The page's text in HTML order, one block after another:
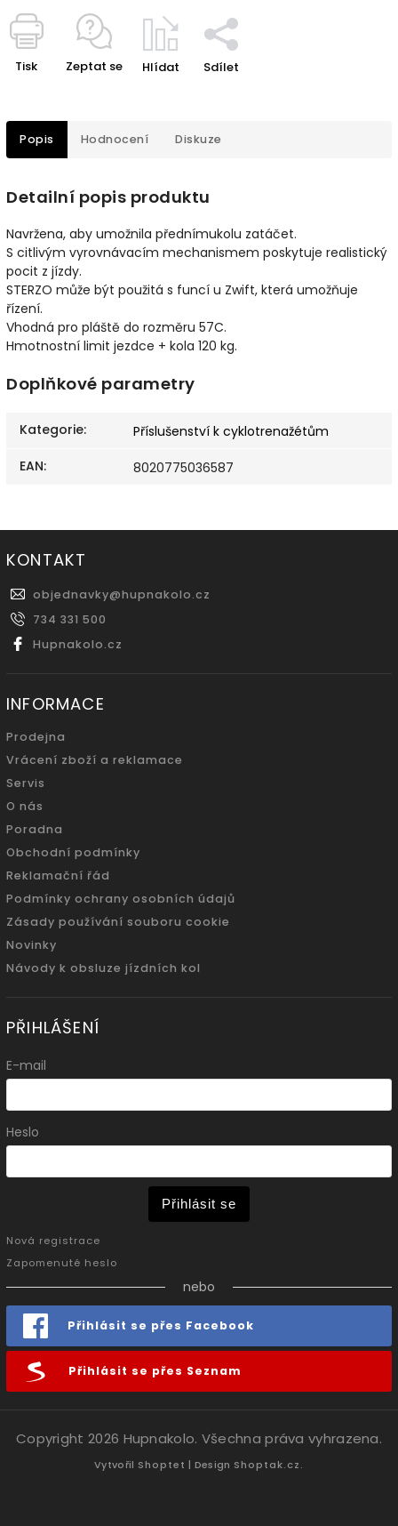
Tisk Zeptat se Hlídat Sdílet
Popis Hodnocení Diskuze
Detailní popis produktu
Navržena, aby umožnila přednímukolu zatáčet.
S citlivým vyrovnávacím mechanismem poskytuje realistický
pocit z jízdy.
STERZO může být použitá s funcí u Zwift, která umožňuje
řízení.
Vhodná pro pláště do rozměru 57C.
Hmotnostní limit jezdce + kola 120 kg.
Doplňkové parametry
Kategorie:
Příslušenství k cyklotrenažétům
EAN: 8020775036587
KONTAKT
objednavky@hupnakolo.cz
734 331 500
Hupnakolo.cz
INFORMACE
Prodejna
Vrácení zboží a reklamace
Servis
O nás
Poradna
Obchodní podmínky
Reklamační řád
Podmínky ochrany osobních údajů
Zásady používání souboru cookie
Novinky
Návody k obsluze jízdních kol
PŘIHLÁŠENÍ
E-mail
Heslo
Přihlásit se
Nová registrace
Zapomenuté heslo
nebo
Přihlásit se přes Facebook
Přihlásit se přes Seznam
Copyright 2026 Hupnakolo. Všechna práva vyhrazena.
Vytvořil Shoptet | Design Shoptak.cz.